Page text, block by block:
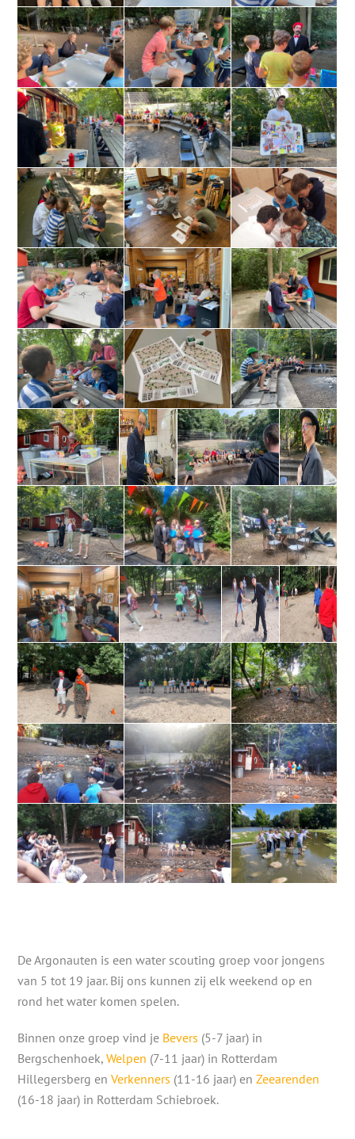
De Argonauten is een water scouting groep voor jongens
van 5 tot 19 jaar. Bij ons kunnen zij elk weekend op en
rond het water komen spelen.
Binnen onze groep vind je Bevers (5-7 jaar) in
Bergschenhoek,Welpen (7-11 jaar) in Rotterdam
Hillegersberg enVerkenners (11-16 jaar) enZeearenden
(16-18 jaar) in Rotterdam Schiebroek.